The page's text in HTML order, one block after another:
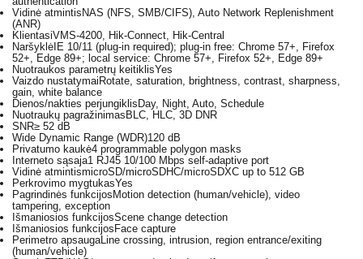
Vidinė atmintis NAS (NFS, SMB/CIFS), Auto Network Replenishment
(ANR)
KlientasiVMS-4200, Hik-Connect, Hik-Central
Naršyklė IE 10/11 (plug-in required); plug-in free: Chrome 57+, Firefox
52+, Edge 89+; local service: Chrome 57+, Firefox 52+, Edge 89+
Nuotraukos parametrų keitiklisYes
Vaizdo nustatymai Rotate, saturation, brightness, contrast, sharpness,
gain, white balance
Dienos/nakties perjungiklis Day, Night, Auto, Schedule
Nuotraukų pagražinimas BLC, HLC, 3D DNR
SNR≥ 52 dB
Wide Dynamic Range (WDR)120 dB
Privatumo kaukė4 programmable polygon masks
Interneto sąsaja1 RJ45 10/100 Mbps self-adaptive port
Vidinė atmintismicroSD/microSDHC/microSDXC up to 512 GB
Perkrovimo mygtukasYes
Pagrindinės funkcijos Motion detection (human/vehicle), video
tampering, exception
Išmaniosios funkcijosScene change detection
Išmaniosios funkcijos Face capture
Perimetro apsaugaLine crossing, intrusion, region entrance/exiting
(human/vehicle)